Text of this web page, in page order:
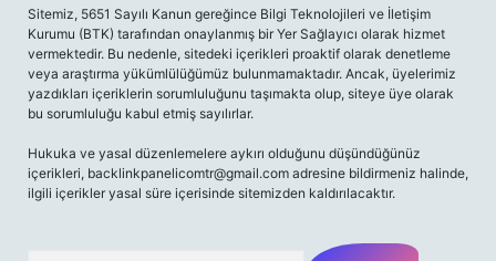
Sitemiz, 5651 Sayılı Kanun gereğince Bilgi Teknolojileri ve İletişim
Kurumu (BTK) tarafından onaylanmış bir Yer Sağlayıcı olarak hizmet
vermektedir. Bu nedenle, sitedeki içerikleri proaktif olarak denetleme
veya araştırma yükümlülüğümüz bulunmamaktadır. Ancak, üyelerimiz
yazdıkları içeriklerin sorumluluğunu taşımakta olup, siteye üye olarak
bu sorumluluğu kabul etmiş sayılırlar.
Hukuka ve yasal düzenlemelere aykırı olduğunu düşündüğünüz
içerikleri, backlinkpanelicomtr@gmail.com adresine bildirmeniz halinde,
ilgili içerikler yasal süre içerisinde sitemizden kaldırılacaktır.